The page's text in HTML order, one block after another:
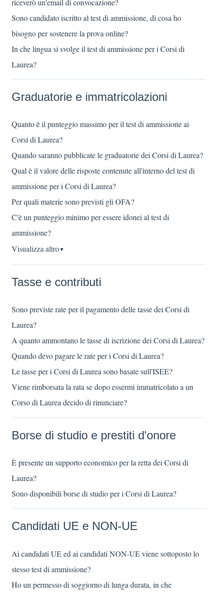
Sono candidato iscritto al test di ammissione, di cosa ho
bisogno per sostenere la prova online?
In che lingua si svolge il test di ammissione per i Corsi di
Laurea?
Graduatorie e immatricolazioni
Quanto è il punteggio massimo per il test di ammissione ai
Corsi di Laurea?
Quando saranno pubblicate le graduatorie dei Corsi di Laurea?
Qual è il valore delle risposte contenute all'interno del test di
ammissione per i Corsi di Laurea?
Per quali materie sono previsti gli OFA?
C'è un punteggio minimo per essere idonei al test di
ammissione?
Visualizza altro▼
Tasse e contributi
Sono previste rate per il pagamento delle tasse dei Corsi di
Laurea?
A quanto ammontano le tasse di iscrizione dei Corsi di Laurea?
Quando devo pagare le rate per i Corsi di Laurea?
Le tasse per i Corsi di Laurea sono basate sull'ISEE?
Viene rimborsata la rata se dopo essermi immatricolato a un
Corso di Laurea decido di rinunciare?
Borse di studio e prestiti d'onore
È presente un supporto economico per la retta dei Corsi di
Laurea?
Sono disponibili borse di studio per i Corsi di Laurea?
Candidati UE e NON-UE
Ai candidati UE ed ai candidati NON-UE viene sottoposto lo
stesso test di ammissione?
Ho un permesso di soggiorno di lunga durata, in che